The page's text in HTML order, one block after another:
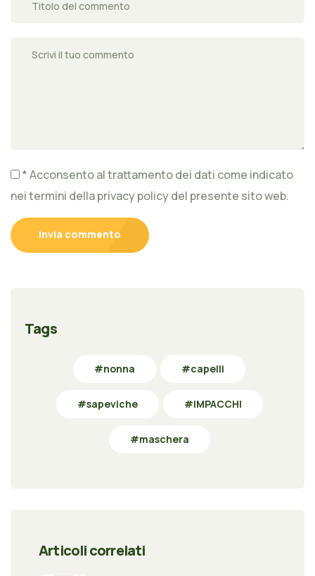
* Acconsento al trattamento dei dati come indicato
nei termini della privacy policy del presente sito web.
Invia commento
Tags
#nonna #capelli
#sapeviche #IMPACCHI
#maschera
Articoli correlati